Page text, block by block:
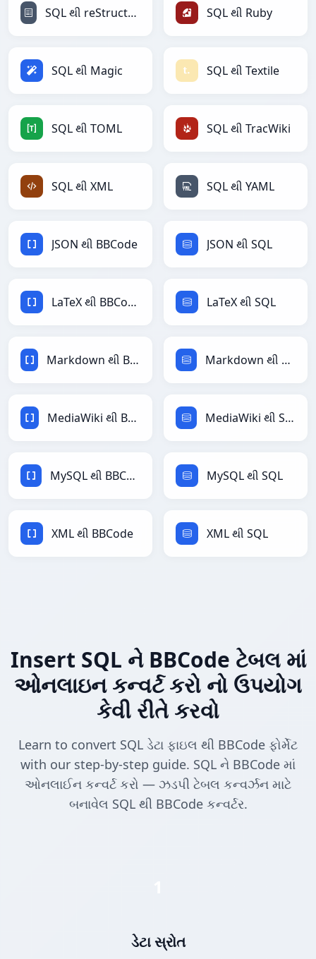
SQL થી reStructuredText SQL થી Ruby
SQL થી Magic SQL થી Textile
SQL થી TOML SQL થી TracWiki
SQL થી XML SQL થી YAML
JSON થી BBCode JSON થી SQL
LaTeX થી BBCode LaTeX થી SQL
Markdown થી BBCode Markdown થી SQL
MediaWiki થી BBCode MediaWiki થી SQL
MySQL થી BBCode MySQL થી SQL
XML થી BBCode XML થી SQL
Insert SQL ને BBCode ટેબલ માં
ઓનલાઇન કન્વર્ટ કરો નો ઉપયોગ
કેવી રીતે કરવો
Learn to convert SQL ડેટા ફાઇલ થી BBCode ફોર્મેટ
with our step-by-step guide. SQL ને BBCode માં
ઓનલાઈન કન્વર્ટ કરો — ઝડપી ટેબલ કન્વર્ઝન માટે
બનાવેલ SQL થી BBCode કન્વર્ટર.
ડેટા સ્રોત